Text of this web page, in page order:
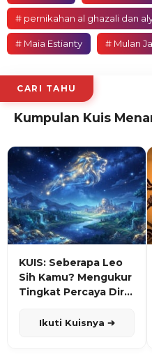
# pernikahan al ghazali dan
# Maia Estianty # Mulan
CARI TAHU
Kumpulan Kuis
KUIS: Seberapa Leo
Sih Kamu? Mengukur
Tingkat Percaya Diri
Ikuti Kuisnya ➔